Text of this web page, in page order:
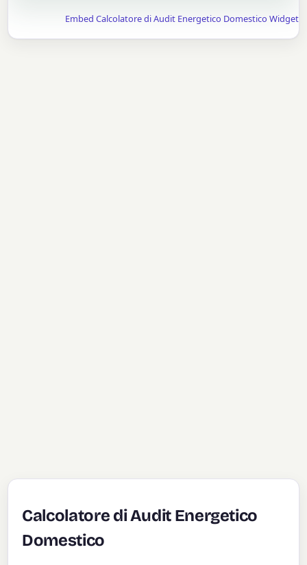
Embed Calcolatore di Audit Energetico Domestico Widget
Calcolatore di Audit Energetico
Domestico